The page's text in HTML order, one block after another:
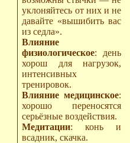
уклоняйтесь от них и не
давайте «вышибить вас
из седла».
Влияние
физиологическое: день
хорош для нагрузок,
интенсивных
тренировок.
Влияние медицинское:
хорошо переносятся
серьёзные воздействия.
Медитации: конь и
всадник, скачка.